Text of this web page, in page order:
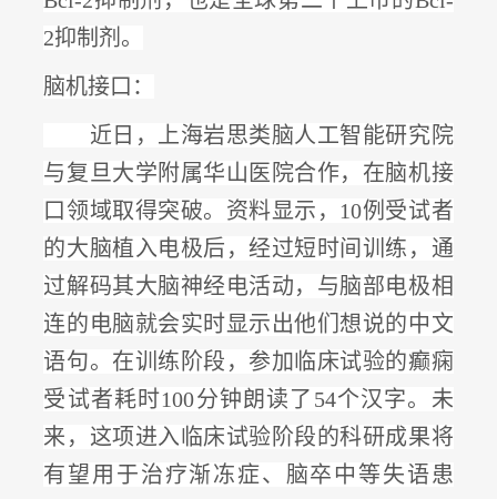
2抑制剂。
脑机接口：
近日，上海岩思类脑人工智能研究院
与复旦大学附属华山医院合作，在脑机接
口领域取得突破。资料显示， 10例受试者
的大脑植入电极后，经过短时间训练，通
过解码其大脑神经电活动，与脑部电极相
连的电脑就会实时显示出他们想说的中文
语句。在训练阶段，参加临床试验的癫痫
受试者耗时100分钟朗读了54个汉字。未
来， 这项进入临床试验阶段的科研成果将
有望用于治疗渐冻症、脑卒中等失语患